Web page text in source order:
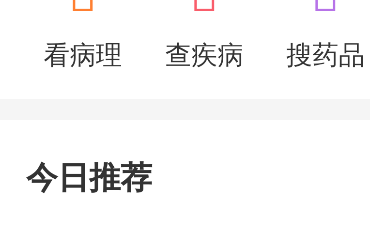
看病理 查疾病 搜药品
今日推荐